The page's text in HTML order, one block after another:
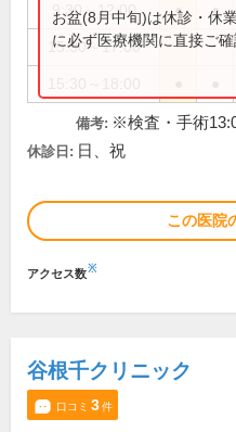
9:30～12:00 ● ●
15:30～17:00
お盆(8月中旬)は休診・休
に必ず医療機関に直接ご確
備考: ※検査・手術
休診日: 日、祝
この医院
アクセス数※
谷根千クリニック
口コミ 3件